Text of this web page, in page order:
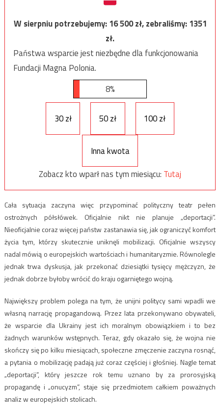
W sierpniu potrzebujemy:16 500zł, zebraliśmy:1351
zł.
Państwa wsparcie jest niezbędne dla funkcjonowania
Fundacji Magna Polonia.
8%
30 zł 50 zł 100 zł
Inna kwota
Zobacz kto wparł nas tym miesiącu: Tutaj
Cała sytuacja zaczyna więc przypominać polityczny teatr pełen
ostrożnych półsłówek. Oficjalnie nikt nie planuje „deportacji”.
Nieoficjalnie coraz więcej państw zastanawia się, jak ograniczyć komfort
życia tym, którzy skutecznie uniknęli mobilizacji. Oficjalnie wszyscy
nadal mówią o europejskich wartościach i humanitaryzmie. Równolegle
jednak trwa dyskusja, jak przekonać dziesiątki tysięcy mężczyzn, że
jednak dobrze byłoby wrócić do kraju ogarniętego wojną.
Największy problem polega na tym, że unijni politycy sami wpadli we
własną narrację propagandową. Przez lata przekonywano obywateli,
że wsparcie dla Ukrainy jest ich moralnym obowiązkiem i to bez
żadnych warunków wstępnych. Teraz, gdy okazało się, że wojna nie
skończy się po kilku miesiącach, społeczne zmęczenie zaczyna rosnąć,
a pytania o mobilizację padają już coraz częściej i głośniej. Nagle temat
„deportacji”, który jeszcze rok temu uznano by za prorosyjską
propagandę i „onucyzm”, staje się przedmiotem całkiem poważnych
analiz w europejskich stolicach.